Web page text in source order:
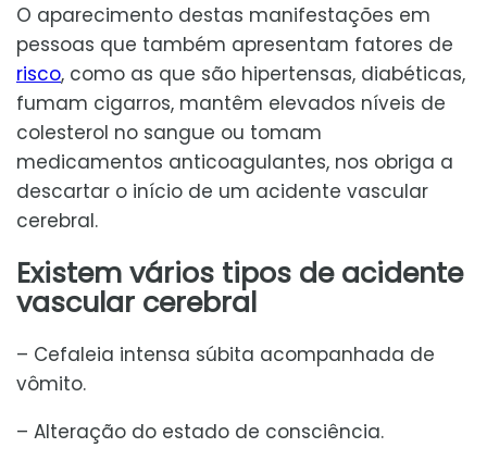
O aparecimento destas manifestações em
pessoas que também apresentam fatores de
risco, como as que são hipertensas, diabéticas,
fumam cigarros, mantêm elevados níveis de
colesterol no sangue ou tomam
medicamentos anticoagulantes, nos obriga a
descartar o início de um acidente vascular
cerebral.
Existem vários tipos de acidente
vascular cerebral
– Cefaleia intensa súbita acompanhada de
vômito.
– Alteração do estado de consciência.